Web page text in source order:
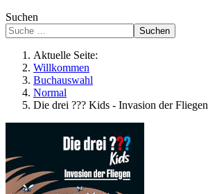
Suchen
Suchen
Aktuelle Seite:
Willkommen
Buchauswahl
Normal
Die drei ??? Kids - Invasion der Fliegen